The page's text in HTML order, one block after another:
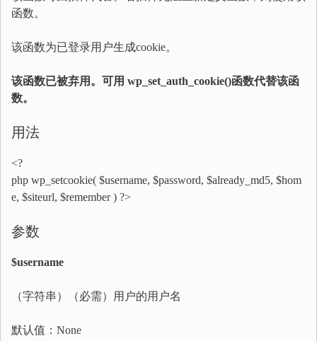
函数。
该函数为已登录用户生成cookie。
该函数已被弃用。可用 wp_set_auth_cookie()函数代替该函
数。
用法
<?
php wp_setcookie( $username, $password, $already_md5, $hom
e, $siteurl, $remember ) ?>
参数
$username
（字符串）（必需）用户的用户名
默认值：None